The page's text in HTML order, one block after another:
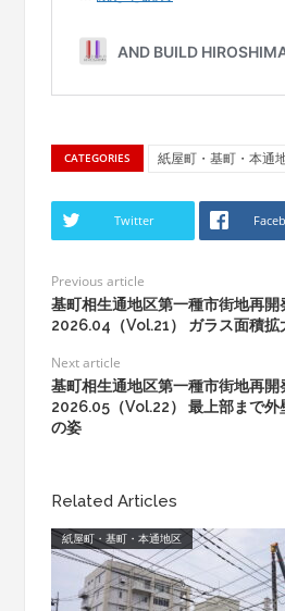
CATEGORIES 紙屋町・基町・本通
Twitter
Previous article
基町相生通地区第一種市街地再開
2026.04（Vol.21） ガラス面積拡
Next article
基町相生通地区第一種市街地再開
2026.05（Vol.22） 最上部まで外
の姿
Related Articles
紙屋町・基町・本通地区